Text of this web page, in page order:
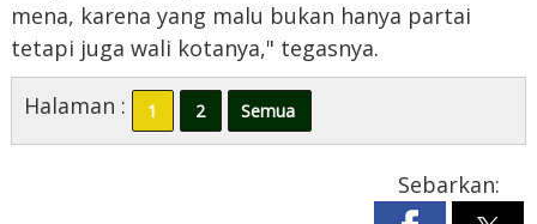
mena, karena yang malu bukan hanya partai
tetapi juga wali kotanya," tegasnya.
Halaman :
1 2 Semua
Sebarkan: